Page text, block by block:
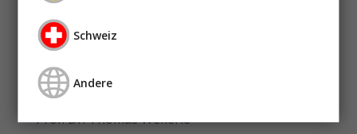
PD Dr. Lisa Geis
Induktion einer Immuntoleranz nach
TX: Wo stehen wir?
Dr. Scient. med. Anna Marianne Weijler
Prof. Dr. Thomas Wekerle
Schweiz
Andere